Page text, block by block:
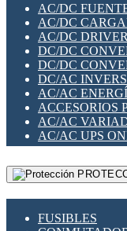
SWITCH Y
TARJETAS PI
UNIÓN Y
PLACAS
SWITCHES Y
SOLUCIONES
SOLUCIONES
SOLUCIONES
SEGURIDAD
SWITCHES
TELEFONÍA IP
VIGILANCIA
MESHTASTIC
AC/DC
AC/DC
AC/DC
DC/DC
DC/DC
DC/AC
AC/AC
ACCESORIOS
AC/AC
AC/AC UPS
FUSIBLES